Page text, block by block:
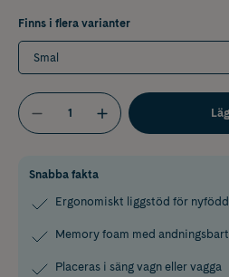
Finns i flera varianter
Smal
Snabba fakta
Ergonomiskt liggstöd för
Memory foam med
Placeras i säng vagn eller vagga